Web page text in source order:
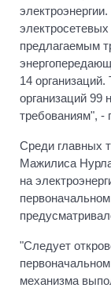
предлагаемым
14
организаций 99
требованиям", -
Среди главных
Мажилиса
на
"Следует
механизма